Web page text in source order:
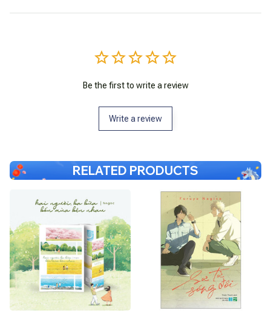
Be the first to write a review
Write a review
RELATED PRODUCTS